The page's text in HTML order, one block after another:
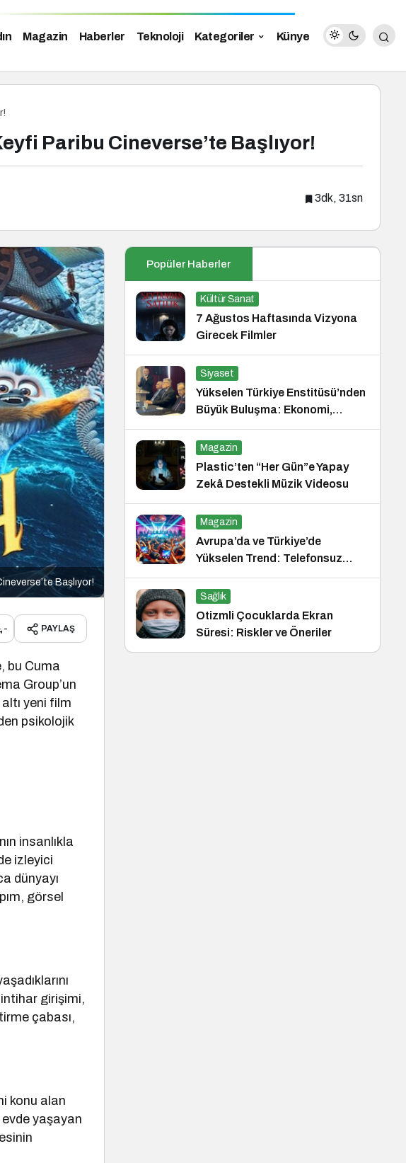
Magazin Haberler Teknoloji Kategoriler Künye
Paribu Cineverse’te Başlıyor!
3dk, 31sn
Başlıyor!
- PAYLAŞ
bu Cuma
Group’un
yeni film
psikolojik
insanlıkla
izleyici
dünyayı
görsel
intihar girişimi,
çabası,
konu alan
yaşayan
Popüler Haberler
Kültür Sanat
7 Ağustos Haftasında Vizyona
Girecek Filmler
Siyaset
Yükselen Türkiye Enstitüsü’nden
Büyük Buluşma: Ekonomi,
Güvenlik Politikaları ve Hukuk
Konferansı
Magazin
Plastic’ten “Her Gün”e Yapay
Zekâ Destekli Müzik Videosu
Magazin
Avrupa’da ve Türkiye’de
Yükselen Trend: Telefonsuz
Gece Kulüpleri
Sağlık
Otizmli Çocuklarda Ekran
Süresi: Riskler ve Öneriler